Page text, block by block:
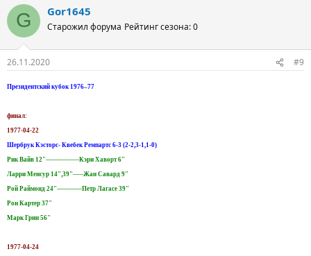
G Gor1645
Старожил форума Рейтинг сезона: 0
26.11.2020 #9
Президентский кубок 1976–77
финал:
1977-04-22
Шербрук Кэсторс- Квебек Ремпартс 6-3 (2-2,3-1,1-0)
Рик Вайв 12"----------------Кэри Хаворт 6"
Ларри Менсур 14",39"-----Жан Савард 9"
Рой Раймонд 24"------------Петр Лагасе 39"
Рон Картер 37"
Марк Грин 56"
1977-04-24